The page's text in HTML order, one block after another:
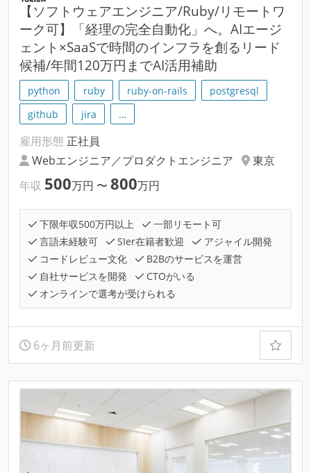
【ソフトウェアエンジニア/Ruby/リモートワ
ーク可】「経理の完全自動化」へ。AIエージ
ェント×SaaSで時間のインフラを創るリード
候補/年間120万円までAI活用補助
python ruby ruby-on-rails
postgresql
github
jira …
雇用形態 正社員
Webエンジニア／プロダクトエンジニア
東京
年収 500万円 〜 800万円
下限年収500万円以上
一部リモート可
言語未経験可
SIer在籍者歓迎
アジャイル開発
コードレビュー文化
B2Bのサービスを運営
自社サービスを開発
CTOがいる
オンラインで選考が受けられる
6ヶ月前更新